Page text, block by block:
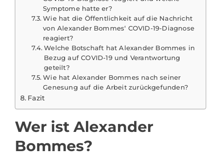
Symptome hatte er?
Wie hat die Öffentlichkeit auf die Nachricht
von Alexander Bommes‘ COVID-19-Diagnose
reagiert?
Welche Botschaft hat Alexander Bommes in
Bezug auf COVID-19 und Verantwortung
geteilt?
Wie hat Alexander Bommes nach seiner
Genesung auf die Arbeit zurückgefunden?
Fazit
Wer ist Alexander
Bommes?